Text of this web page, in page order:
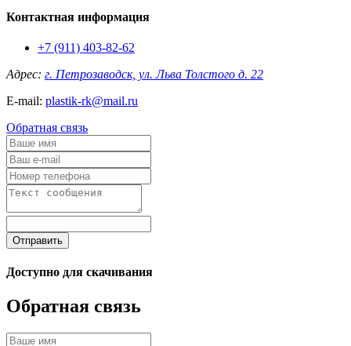
Контактная информация
+7 (911) 403-82-62
Адрес: г. Петрозаводск, ул. Льва Толстого д. 22
E-mail: plastik-rk@mail.ru
Обратная связь
Отправить
Доступно для скачивания
Обратная связь